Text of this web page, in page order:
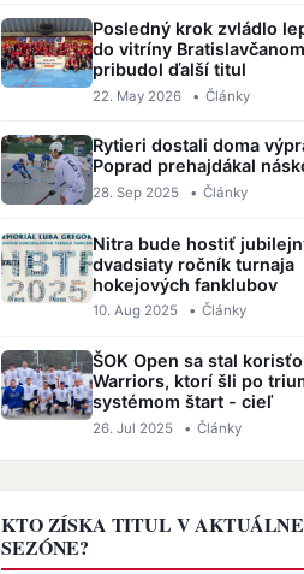
Posledný krok zvládlo
do vitríny Bratislavčanom
pribudol ďalší titul
22. May 2026 • Články
Rytieri dostali doma
Poprad prehajdákal
28. Sep 2025 • Články
Nitra bude hostiť
dvadsiaty ročník turnaja
hokejových fanklubov
10. Aug 2025 • Články
ŠOK Open sa stal
Warriors, ktorí šli po
systémom štart - cieľ
26. Jul 2025 • Články
KTO ZÍSKA TITUL V
SEZÓNE?